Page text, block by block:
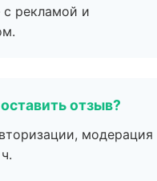
рекламой и
отзыв?
модерация